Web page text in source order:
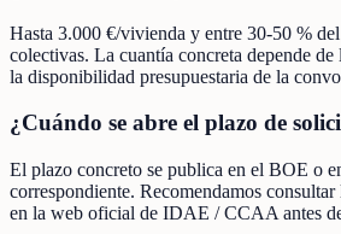
Hasta 3.000 €/vivienda y entre 30-50 %
colectivas. La cuantía concreta depende
la disponibilidad presupuestaria de la
¿Cuándo se abre el plazo de
El plazo concreto se publica en el BOE o
correspondiente. Recomendamos
en la web oficial de IDAE / CCAA antes